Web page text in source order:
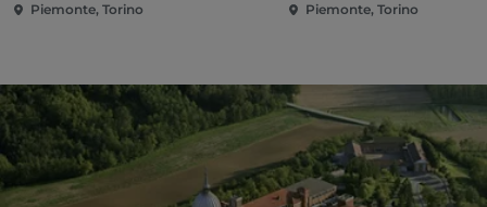
Piemonte, Torino Piemonte, Torino